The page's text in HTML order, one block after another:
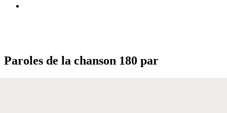
Paroles de la chanson 180 par